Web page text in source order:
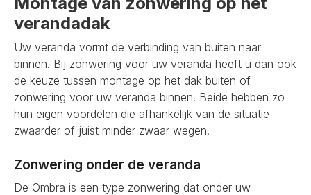
verandadak
Uw veranda vormt de verbinding van buiten naar
binnen. Bij zonwering voor uw veranda heeft u dan ook
de keuze tussen montage op het dak buiten of
zonwering voor uw veranda binnen. Beide hebben zo
hun eigen voordelen die afhankelijk van de situatie
zwaarder of juist minder zwaar wegen.
Zonwering onder de veranda
De Ombra is een type zonwering dat onder uw